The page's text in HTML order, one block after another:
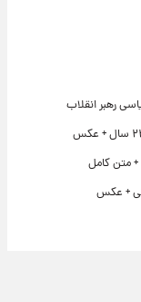
رهبر انقلاب
کامل